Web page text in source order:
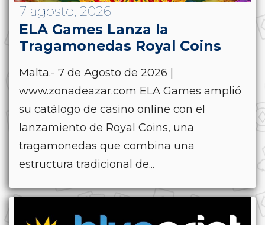
7 agosto, 2026
ELA Games Lanza la
Tragamonedas Royal Coins
Malta.- 7 de Agosto de 2026 |
www.zonadeazar.com ELA Games amplió
su catálogo de casino online con el
lanzamiento de Royal Coins, una
tragamonedas que combina una
estructura tradicional de...